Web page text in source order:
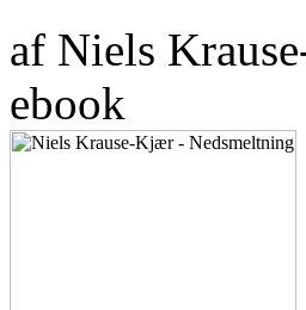
af Niels
ebook